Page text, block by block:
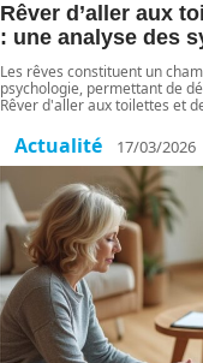
Rêver d’aller aux
: une analyse des
Les rêves constituent un
psychologie, permettant de
Rêver d'aller aux toilettes et
Actualité 17/03/2026